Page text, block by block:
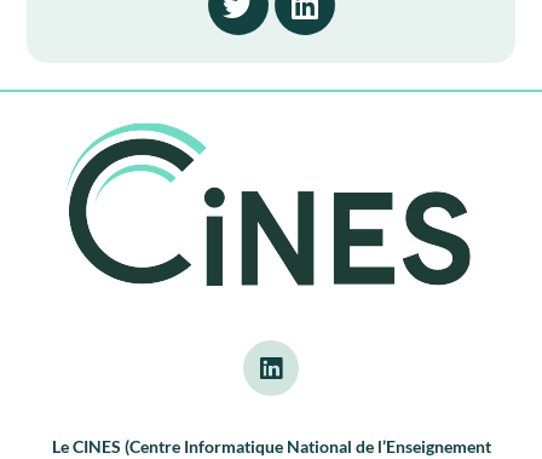
Le CINES (Centre Informatique National de l’Enseignement